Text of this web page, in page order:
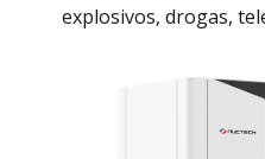
explosivos, drogas,